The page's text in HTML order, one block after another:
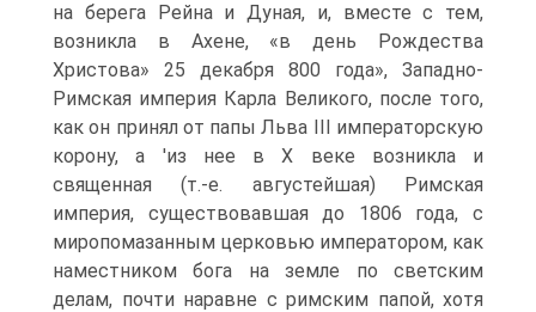
на берега Рейна и Дуная, и, вместе с тем,
возникла в Ахене, «в день Рождества
Христова» 25 декабря 800 года», Западно-
Римская империя Карла Великого, после того,
как он принял от папы Льва III императорскую
корону, а 'из нее в X веке возникла и
священная (т.-е. августейшая) Римская
империя, существовавшая до 1806 года, с
миропомазанным церковью императором, как
наместником бога на земле по светским
делам, почти наравне с римским папой, хотя